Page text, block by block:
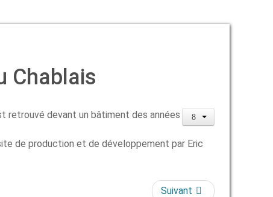
Chablais
retrouvé devant un bâtiment des années
de production et de développement par Eric
Suivant